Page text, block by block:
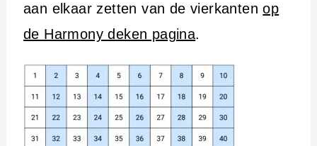
aan elkaar zetten van de vierkantenop
de Harmony deken pagina.